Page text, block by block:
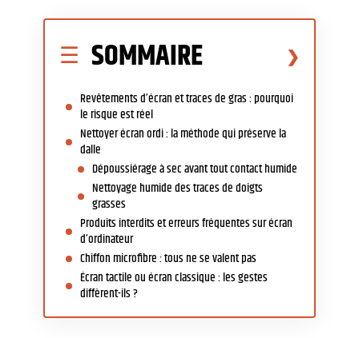
SOMMAIRE
Revêtements d’écran et traces de gras : pourquoi
le risque est réel
Nettoyer écran ordi : la méthode qui préserve la
dalle
Dépoussiérage à sec avant tout contact humide
Nettoyage humide des traces de doigts
grasses
Produits interdits et erreurs fréquentes sur écran
d’ordinateur
Chiffon microfibre : tous ne se valent pas
Écran tactile ou écran classique : les gestes
diffèrent-ils ?